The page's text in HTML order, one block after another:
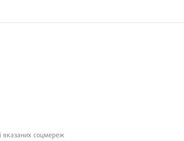
вказаних соцмереж